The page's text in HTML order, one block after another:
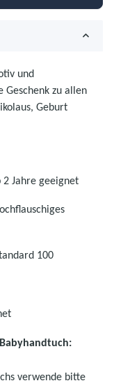
und
Geschenk zu allen
Geburt
Jahre geeignet
100
Babyhandtuch:
verwende bitte